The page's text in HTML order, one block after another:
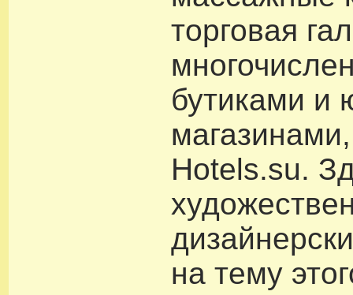
торговая
бутиками и
Hotels.su.
на тему